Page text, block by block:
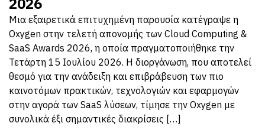
Μια εξαιρετικά επιτυχημένη παρουσία κατέγραψε η
Oxygen στην τελετή απονομής των Cloud Computing &
SaaS Awards 2026, η οποία πραγματοποιήθηκε την
Τετάρτη 15 Ιουλίου 2026. Η διοργάνωση, που αποτελεί
θεσμό για την ανάδειξη και επιβράβευση των πιο
καινοτόμων πρακτικών, τεχνολογιών και εφαρμογών
στην αγορά των SaaS λύσεων, τίμησε την Oxygen με
συνολικά έξι σημαντικές διακρίσεις […]